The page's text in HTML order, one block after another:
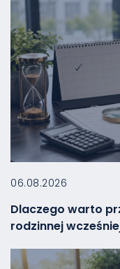
06.08.2026
Dlaczego warto
rodzinnej